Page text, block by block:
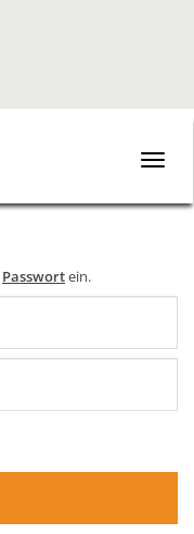
Toggle
Passwortein.